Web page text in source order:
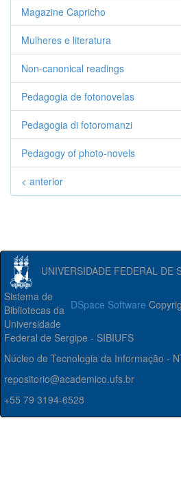
Magazine Capricho
Mulheres e literatura
Non-canonical readings
Pedagogia de fotonovelas
Pedagogia di fotoromanzi
Pedagogy of photo-novels
< anterior
UNIVERSIDADE FEDERAL DE
DSpace Software
Sistema de
Bibliotecas da
Universidade
Federal de Sergipe - SIBIUFS
Núcleo de Tecnologia da Informação -
repositorio@academico.ufs.br
+55 79 3194-6528